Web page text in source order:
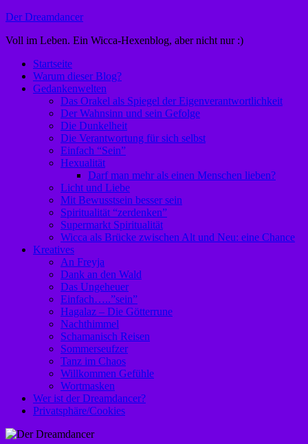
Zum
springen
Der Dreamdancer
Voll im Leben. Ein Wicca-Hexenblog, aber nicht nur :)
Startseite
Warum dieser Blog?
Gedankenwelten
Das Orakel als Spiegel der Eigenverantwortlichkeit
Der Wahnsinn und sein Gefolge
Die Dunkelheit
Die Verantwortung für sich selbst
Einfach “Sein”
Hexualität
Darf man mehr als einen Menschen lieben?
Licht und Liebe
Mit Bewusstsein besser sein
Spiritualität “zerdenken”
Supermarkt Spiritualität
Wicca als Brücke zwischen Alt und Neu: eine Chance
Kreatives
An Freyja
Dank an den Wald
Das Ungeheuer
Einfach…..”sein”
Hagalaz – Die Götterrune
Nachthimmel
Schamanisch Reisen
Sommerseufzer
Tanz im Chaos
Willkommen Gefühle
Wortmasken
Wer ist der Dreamdancer?
Privatsphäre/Cookies